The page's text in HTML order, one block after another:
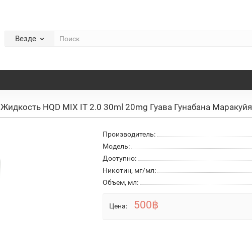
Везде
Жидкость HQD MIX IT 2.0 30ml 20mg Гуава Гунабана Маракуйя
Производитель:
Модель:
Доступно:
Никотин, мг/мл:
Объем, мл:
Цена: 500฿